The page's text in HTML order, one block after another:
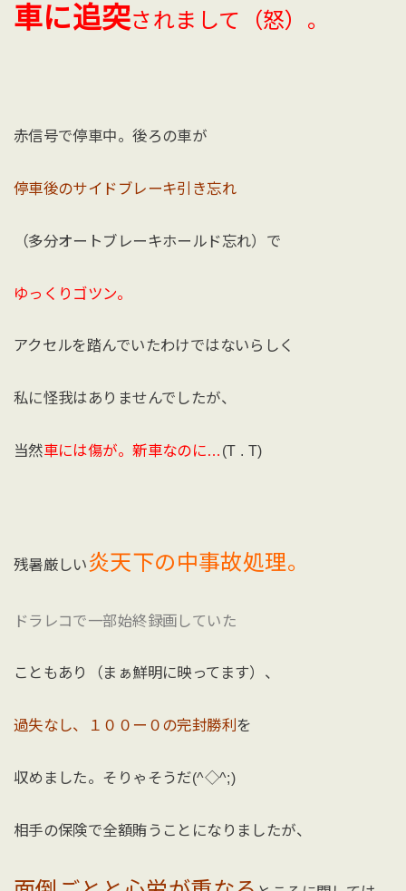
車に追突されまして（怒）。
赤信号で停車中。後ろの車が
停車後のサイドブレーキ引き忘れ
（多分オートブレーキホールド忘れ）で
ゆっくりゴツン。
アクセルを踏んでいたわけではないらしく
私に怪我はありませんでしたが、
当然車には傷が。新車なのに… (T . T)
残暑厳しい 炎天下の中事故処理。
ドラレコで一部始終録画していた
こともあり（まぁ鮮明に映ってます）、
過失なし、１００ー０の完封勝利 を
収めました。そりゃそうだ(^◇^;)
相手の保険で全額賄うことになりましたが、